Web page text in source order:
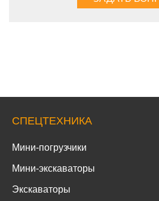
СПЕЦТЕХНИКА
Мини-погрузчики
Мини-экскаваторы
Экскаваторы